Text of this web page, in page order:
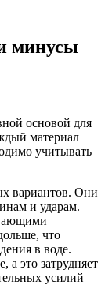
минусы
основой для
материал
учитывать
вариантов. Они
и ударам.
что
в воде.
это затрудняет
усилий